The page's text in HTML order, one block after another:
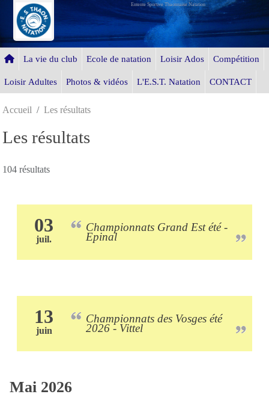
Entente Sportive Thaonnaise Natation
La vie du club Ecole de natation Loisir Ados Compétition
Loisir Adultes Photos & vidéos L'E.S.T. Natation CONTACT
Accueil Les résultats
Les résultats
104 résultats
03
juil.
Championnats Grand Est été -
Epinal
13
juin
Championnats des Vosges été
2026 - Vittel
Mai 2026
Panneau de gestion des cookies